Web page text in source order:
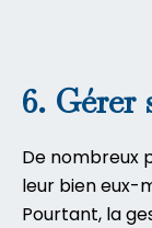
6. Gérer
De nombreux
leur bien eux-
Pourtant, la